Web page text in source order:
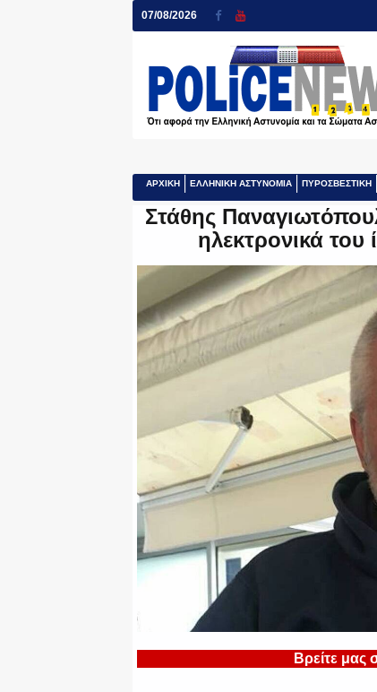
07/08/2026
ΑΡΧΙΚΗ ΕΛΛΗΝΙΚΗ ΑΣΤΥΝΟΜΙΑ ΠΥΡΟΣΒΕΣΤΙΚΗ
Στάθης
ηλεκτρονικά
Βρείτε